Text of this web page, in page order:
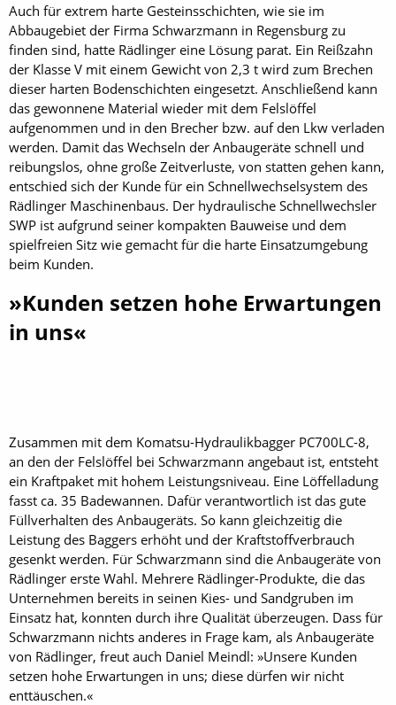
Auch für extrem harte Gesteinsschichten, wie sie im
Abbaugebiet der Firma Schwarzmann in Regensburg zu
finden sind, hatte Rädlinger eine Lösung parat. Ein Reißzahn
der Klasse V mit einem Gewicht von 2,3 t wird zum Brechen
dieser harten Bodenschichten eingesetzt. Anschließend kann
das gewonnene Material wieder mit dem Felslöffel
aufgenommen und in den Brecher bzw. auf den Lkw verladen
werden. Damit das Wechseln der Anbaugeräte schnell und
reibungslos, ohne große Zeitverluste, von statten gehen kann,
entschied sich der Kunde für ein Schnellwechselsystem des
Rädlinger Maschinenbaus. Der hydraulische Schnellwechsler
SWP ist aufgrund seiner kompakten Bauweise und dem
spielfreien Sitz wie gemacht für die harte Einsatzumgebung
beim Kunden.
»Kunden setzen hohe Erwartungen
in uns«
Zusammen mit dem Komatsu-Hydraulikbagger PC700LC-8,
an den der Felslöffel bei Schwarzmann angebaut ist, entsteht
ein Kraftpaket mit hohem Leistungsniveau. Eine Löffelladung
fasst ca. 35 Badewannen. Dafür verantwortlich ist das gute
Füllverhalten des Anbaugeräts. So kann gleichzeitig die
Leistung des Baggers erhöht und der Kraftstoffverbrauch
gesenkt werden. Für Schwarzmann sind die Anbaugeräte von
Rädlinger erste Wahl. Mehrere Rädlinger-Produkte, die das
Unternehmen bereits in seinen Kies- und Sandgruben im
Einsatz hat, konnten durch ihre Qualität überzeugen. Dass für
Schwarzmann nichts anderes in Frage kam, als Anbaugeräte
von Rädlinger, freut auch Daniel Meindl: »Unsere Kunden
setzen hohe Erwartungen in uns; diese dürfen wir nicht
enttäuschen.«